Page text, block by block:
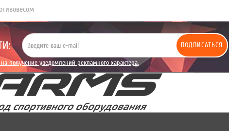
ПОДПИСАТЬСЯ
на получение уведомлений рекламного характера.